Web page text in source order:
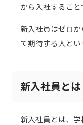
から入社すること
新入社員はゼロ
て期待する人とい
新入社員とは
新入社員とは、